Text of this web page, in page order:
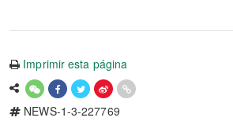
Imprimir esta página
NEWS-1-3-227769